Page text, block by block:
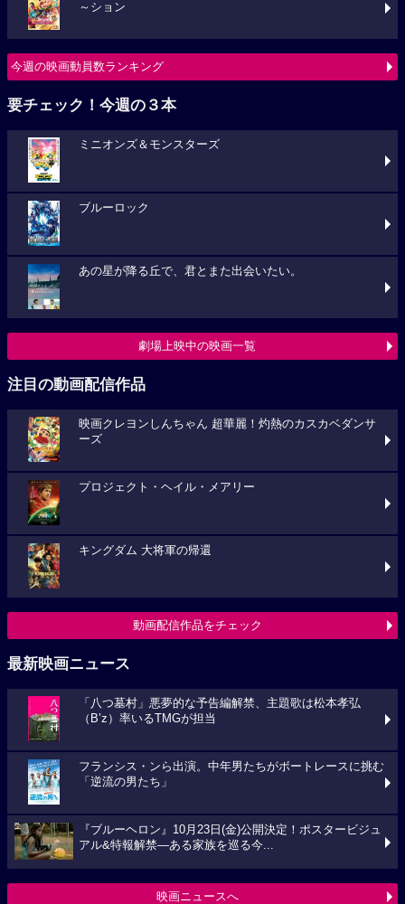
～ション
今週の映画動員数ランキング
要チェック！今週の３本
ミニオンズ＆モンスターズ
ブルーロック
あの星が降る丘で、君とまた出会いたい。
劇場上映中の映画一覧
注目の動画配信作品
映画クレヨンしんちゃん 超華麗！灼熱のカスカベダンサ
ーズ
プロジェクト・ヘイル・メアリー
キングダム 大将軍の帰還
動画配信作品をチェック
最新映画ニュース
「八つ墓村」悪夢的な予告編解禁、主題歌は松本孝弘
（B’z）率いるTMGが担当
フランシス・ンら出演。中年男たちがボートレースに挑む
「逆流の男たち」
『ブルーヘロン』10月23日(金)公開決定！ポスタービジュ
アル&特報解禁―ある家族を巡る今...
映画ニュースへ